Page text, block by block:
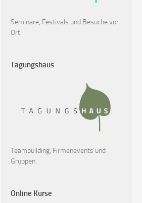
Seminare, Festivals und Besuche vor
Ort.
Tagungshaus
Teambuilding, Firmenevents und
Gruppen.
Online Kurse